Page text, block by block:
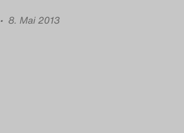
• 8. Mai 2013